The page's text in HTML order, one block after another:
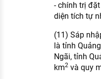
- chính trị
diện tích tự
(11) Sáp
là tỉnh
Ngãi, tỉnh
km2và quy